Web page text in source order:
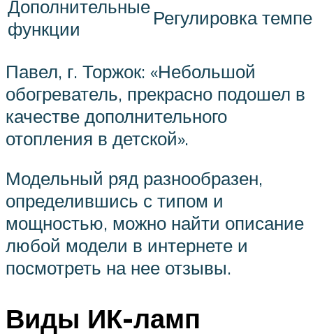
Дополнительные
функции
Регулировка
Павел, г. Торжок: «Небольшой
обогреватель, прекрасно подошел в
качестве дополнительного
отопления в детской».
Модельный ряд разнообразен,
определившись с типом и
мощностью, можно найти описание
любой модели в интернете и
посмотреть на нее отзывы.
Виды ИК-ламп